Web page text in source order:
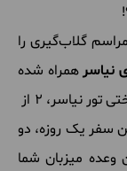
گلاب‌گیری را
نیاسرهمراه شده
و این مراسم را از نزدیک تماشا کنید. درجه سختی تور نیاسر، 2 از
سفر یک روزه، دو
میزبان شما